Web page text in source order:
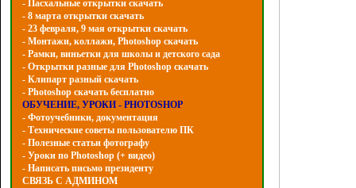
- Пасхальные открытки скачать
- 8 марта открытки скачать
- 23 февраля, 9 мая открытки скачать
- Монтажи, коллажи, Photoshop скачать
- Рамки, виньетки для школы и детского сада
- Открытки разные для Photoshop скачать
- Клипарт разный скачать
- Photoshop скачать бесплатно
ОБУЧЕНИЕ, УРОКИ - PHOTOSHOP
- Фотоучебники, документация
- Технические советы пользователю ПК
- Полезные статьи фотографу
- Уроки по Photoshop (+ видео)
- Написать письмо президенту
СВЯЗЬ С АДМИНОМ